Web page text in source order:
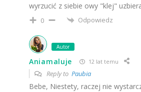
wyrzucić z siebie owy "klej"
0 Odpowiedz
Autor
Aniamaluje 12 lat temu
Reply to Paubia
Bebe, Niestety, raczej nie